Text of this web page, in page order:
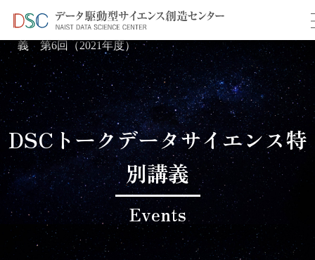
TOP ＞ イベント情報
＞ データサイエンス特別講
義 第6回（2021年度）
DSCトークデータサイエンス特
別講義
Events